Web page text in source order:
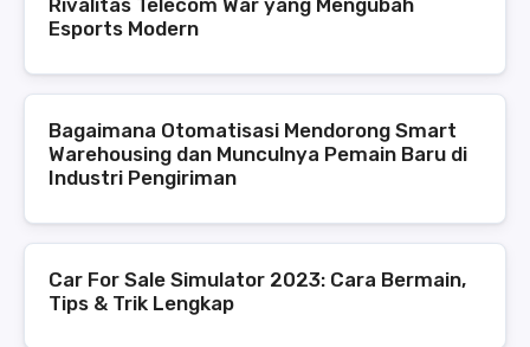
Esports Modern
Bagaimana Otomatisasi Mendorong Smart
Warehousing dan Munculnya Pemain Baru di
Industri Pengiriman
Car For Sale Simulator 2023: Cara Bermain,
Tips & Trik Lengkap